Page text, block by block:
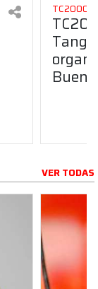
TC2000
VER TODAS